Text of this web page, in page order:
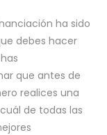
ha sido
debes hacer
que antes de
realices una
de todas las